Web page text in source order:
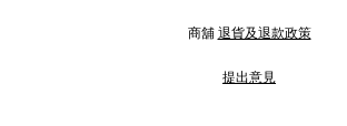
商舖 退貨及退款政策
提出意見